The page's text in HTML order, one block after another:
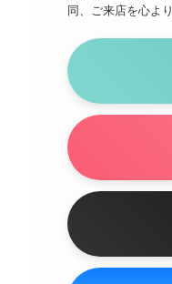
同、ご来店を心よ